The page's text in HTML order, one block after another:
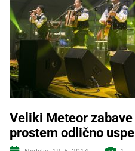
Več
Veliki Meteor zabave
prostem odlično uspel